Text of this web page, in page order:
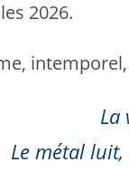
2026.
La
Le métal